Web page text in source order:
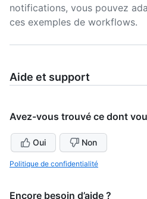
notifications, vous pouvez
ces exemples de workflows.
Aide et support
Avez-vous trouvé ce dont
Oui Non
Politique de confidentialité
Encore besoin d’aide ?